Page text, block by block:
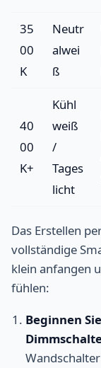
35
00
K
Neutr
alwei
ß
40
00
K+
Kühl
weiß
/
Tages
licht
Das Erstellen
vollständige
klein anfangen
fühlen:
Beginnen